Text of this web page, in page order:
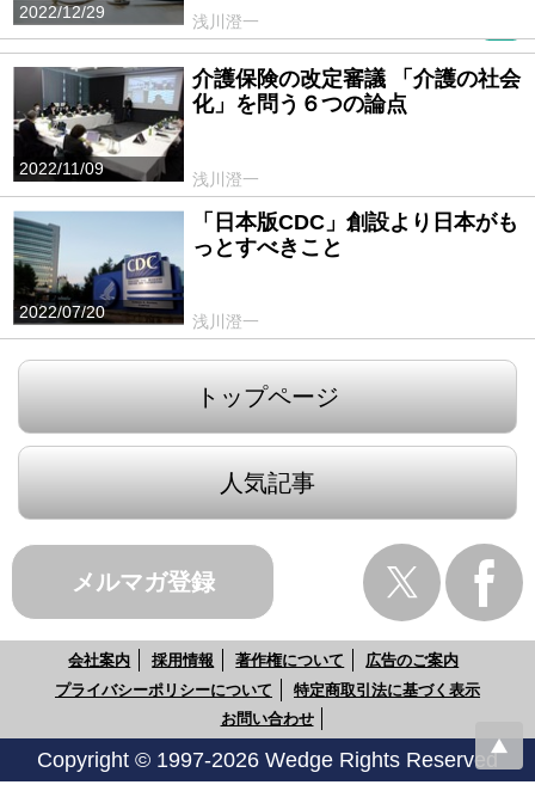
2022/12/29
浅川澄一
2022/11/09
介護保険の改定審議 「介護の社会
化」を問う６つの論点
浅川澄一
2022/07/20
「日本版CDC」創設より日本がも
っとすべきこと
浅川澄一
トップページ
人気記事
メルマガ登録
会社案内 採用情報 著作権について
広告のご案内
プライバシーポリシーについて
特定商取引法に基づく表示
お問い合わせ
Copyright © 1997-2026 Wedge Rights Reserved